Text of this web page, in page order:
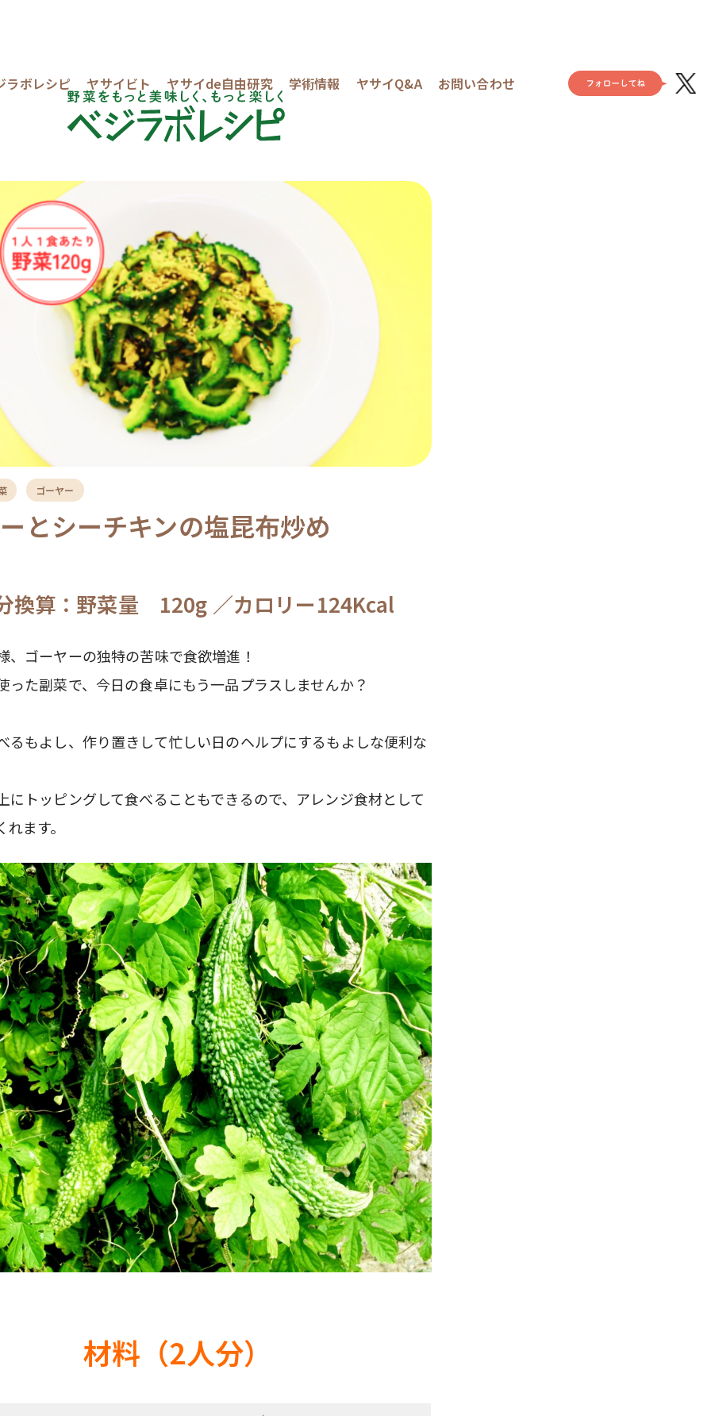
ラボレシピ ヤサイビト ヤサイde自由研究 学術情報 ヤサイQ&A お問い合わせ
ゴーヤー
とシーチキンの塩昆布炒め
換算：野菜量 120g ／カロリー124Kcal
、ゴーヤーの独特の苦味で食欲増進！
った副菜で、今日の食卓にもう一品プラスしませんか？
るもよし、作り置きして忙しい日のヘルプにするもよしな便利な
にトッピングして食べることもできるので、アレンジ食材として
ます。
材料（2人分）